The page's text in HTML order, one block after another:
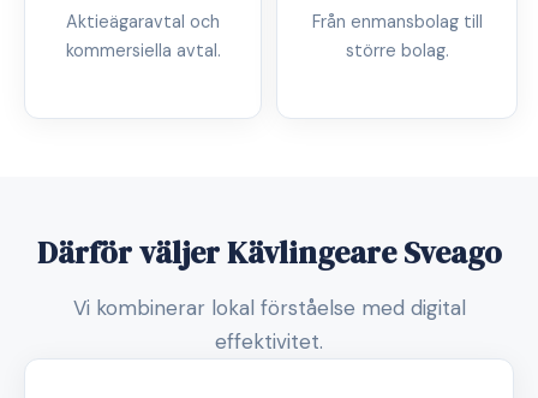
Aktieägaravtal och
kommersiella avtal.
Från enmansbolag till
större bolag.
Därför väljer Kävlingeare Sveago
Vi kombinerar lokal förståelse med digital
effektivitet.